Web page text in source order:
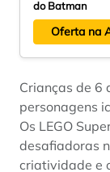
do Batman
Oferta na
Crianças de 6
personagens
Os LEGO
desafiadoras
criatividade e